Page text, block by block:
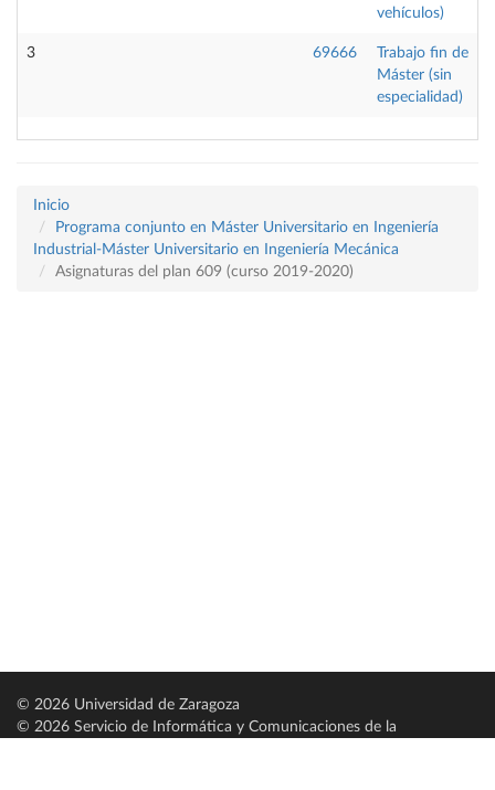
vehículos)
3 69666
Trabajo fin de
Máster (sin
especialidad)
Inicio
Programa conjunto en Máster Universitario en Ingeniería
Industrial-Máster Universitario en Ingeniería Mecánica
Asignaturas del plan 609 (curso 2019-2020)
© 2026 Universidad de Zaragoza
© 2026 Servicio de Informática y Comunicaciones de la